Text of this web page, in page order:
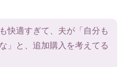
快適すぎて、夫が「自分も
」と、追加購入を考えてる